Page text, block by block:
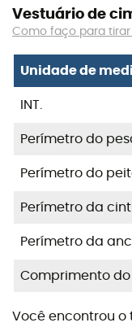
Vestuário de
Como faço para
Unidade de
INT.
Perímetro do
Perímetro do
Perímetro da
Perímetro da
Comprimento
Você encontrou